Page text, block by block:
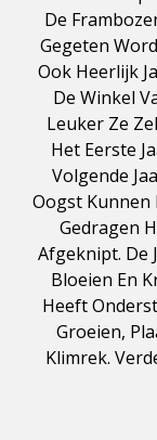
De
Gegeten
Ook Heerlijk
De Winkel
Leuker Ze
Het Eerste
Volgende
Oogst Kunnen
Gedragen
Afgeknipt. De
Bloeien En
Heeft
Groeien,
Klimrek.